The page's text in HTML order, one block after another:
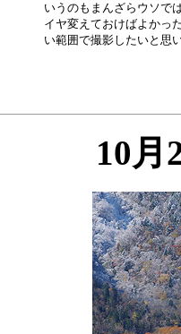
いうのもまんざらウソで
イヤ変えておけばよかっ
10月